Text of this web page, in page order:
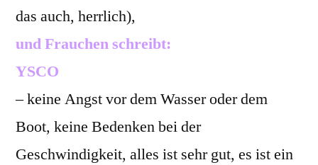
das auch, herrlich),
und Frauchen schreibt:
YSCO
– keine Angst vor dem Wasser oder dem
Boot, keine Bedenken bei der
Geschwindigkeit, alles ist sehr gut, es ist ein